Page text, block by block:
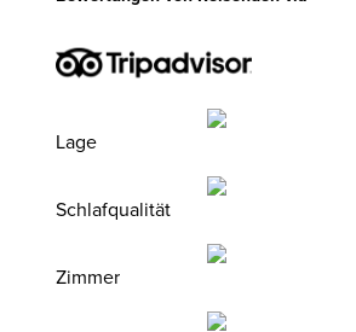
Lage
Schlafqualität
Zimmer